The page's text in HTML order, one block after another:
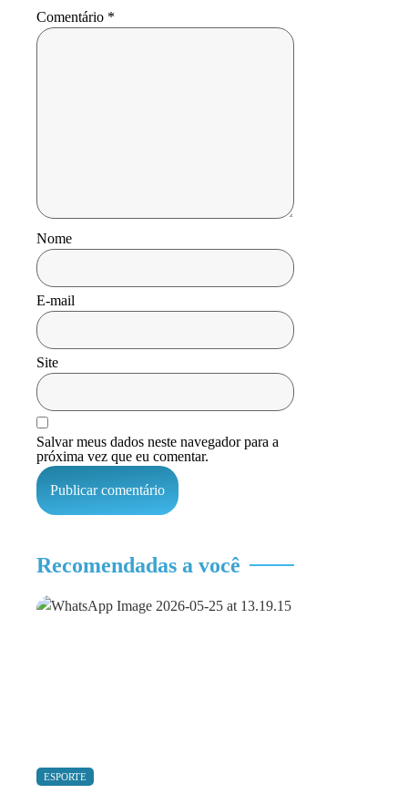
Comentário *
Nome
E-mail
Site
Salvar meus dados neste navegador para a
próxima vez que eu comentar.
Recomendadas a você
ESPORTE